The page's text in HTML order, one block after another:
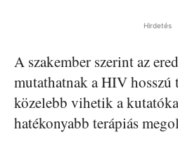
Hirdetés
A szakember szerint az
mutathatnak a HIV hosszú
közelebb vihetik a
hatékonyabb terápiás